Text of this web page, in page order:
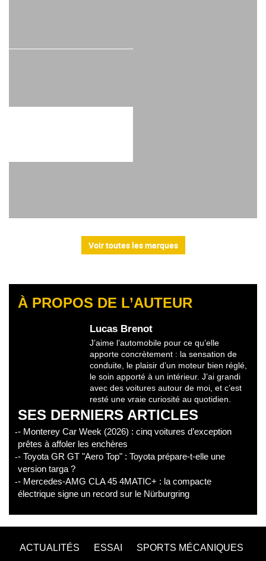
Voir toutes les marques
À PROPOS DE L’AUTEUR
Lucas Brenot
J’aime l’automobile pour ce qu’elle
apporte concrètement : la sensation de
conduite, le plaisir d’un moteur bien réglé,
le soin apporté à un intérieur. J’ai grandi
avec des voitures autour de moi, et c’est
resté une vraie curiosité au quotidien.
SES DERNIERS ARTICLES
- Monterey Car Week (2026) : cinq voitures d’exception
prêtes à affoler les enchères
- Toyota GR GT "Aero Top" : Toyota prépare-t-elle une
version targa ?
- Mercedes-AMG CLA 45 4MATIC+ : la compacte
électrique signe un record sur le Nürburgring
ACTUALITÉS ESSAI
SPORTS MÉCANIQUES